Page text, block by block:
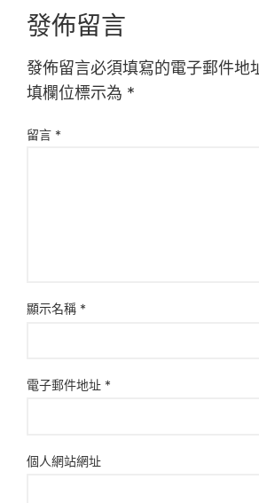
發佈留言
發佈留言必須填寫的電子郵件地
填欄位標示為 *
留言 *
顯示名稱 *
電子郵件地址 *
個人網站網址